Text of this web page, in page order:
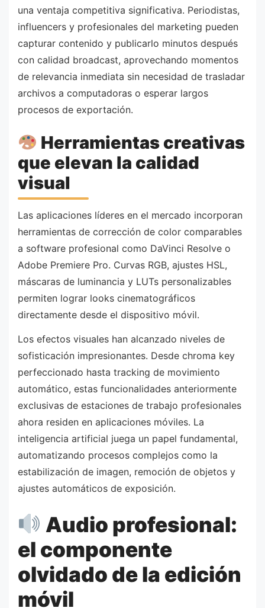
una ventaja competitiva significativa. Periodistas,
influencers y profesionales del marketing pueden
capturar contenido y publicarlo minutos después
con calidad broadcast, aprovechando momentos
de relevancia inmediata sin necesidad de trasladar
archivos a computadoras o esperar largos
procesos de exportación.
Herramientas creativas
que elevan la calidad
visual
Las aplicaciones líderes en el mercado incorporan
herramientas de corrección de color comparables
a software profesional como DaVinci Resolve o
Adobe Premiere Pro. Curvas RGB, ajustes HSL,
máscaras de luminancia y LUTs personalizables
permiten lograr looks cinematográficos
directamente desde el dispositivo móvil.
Los efectos visuales han alcanzado niveles de
sofisticación impresionantes. Desde chroma key
perfeccionado hasta tracking de movimiento
automático, estas funcionalidades anteriormente
exclusivas de estaciones de trabajo profesionales
ahora residen en aplicaciones móviles. La
inteligencia artificial juega un papel fundamental,
automatizando procesos complejos como la
estabilización de imagen, remoción de objetos y
ajustes automáticos de exposición.
Audio profesional:
el componente
olvidado de la edición
móvil